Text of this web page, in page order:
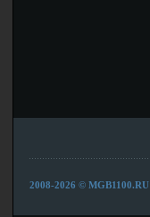
2008-2026 © MGB1100.RU